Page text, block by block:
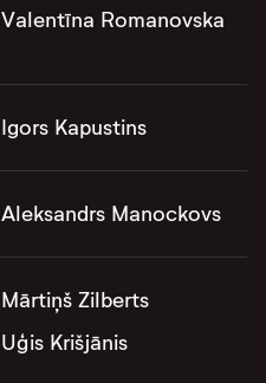
Valentīna Romanovska
Igors Kapustins
Aleksandrs Manockovs
Mārtiņš Zilberts
Uģis Krišjānis